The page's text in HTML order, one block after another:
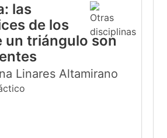
las
de los
un triángulo son
Linares Altamirano